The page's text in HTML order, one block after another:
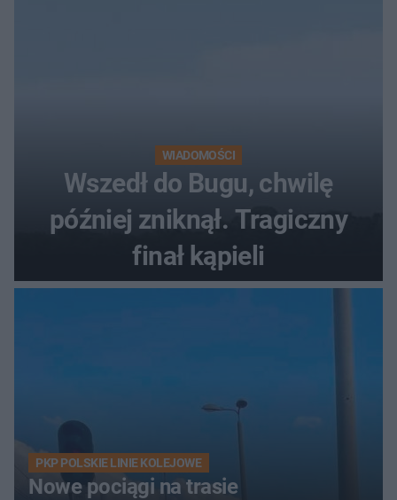
WIADOMOŚCI
Wszedł do Bugu, chwilę
później zniknął. Tragiczny
finał kąpieli
PKP POLSKIE LINIE KOLEJOWE
Nowe pociągi na trasie